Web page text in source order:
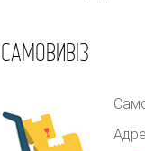
САМОВИВІЗ